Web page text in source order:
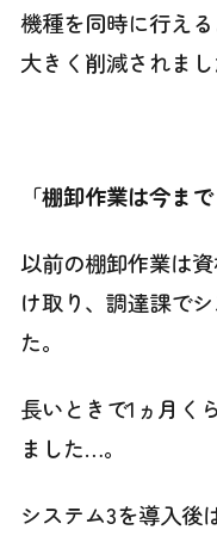
機種を同時に行え
大きく削減されま
「棚卸作業は今ま
以前の棚卸作業は
け取り、調達課で
た。
長いときで1ヵ月く
ました…。
システム3を導入後